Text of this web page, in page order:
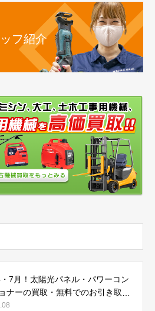
フ紹介
7月！太陽光パネル・パワーコン
ナーの買取・無料でのお引き取り
す(^^♪